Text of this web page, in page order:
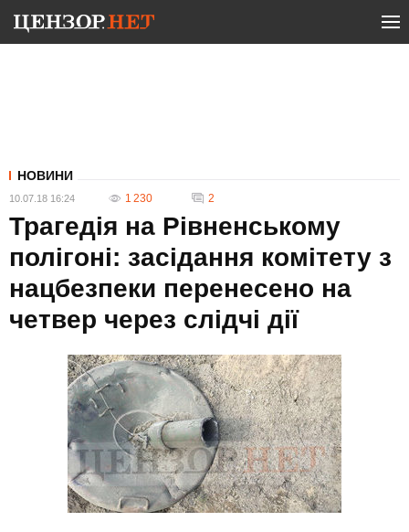
НОВИНИ
10.07.18 16:24 1 230 2
Трагедія на Рівненському
полігоні: засідання комітету з
нацбезпеки перенесено на
четвер через слідчі дії